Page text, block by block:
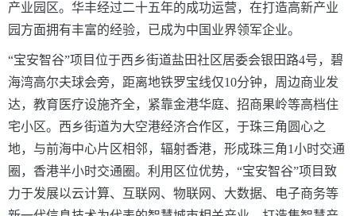
产业园区。华丰经过二十五年的成功运营，在打造高新产业
园方面拥有丰富的经验，已成为中国业界领军企业。
“宝安智谷”项目位于西乡街道盐田社区居委会银田路4号，碧
海湾高尔夫球会旁，距离地铁罗宝线仅10分钟，周边商业发
达，教育医疗设施齐全，紧靠金港华庭、招商果岭等高档住
宅小区。西乡街道为大空港经济合作区，于珠三角圆心之
地，与前海中心片区相邻，辐射香港，形成珠三角1小时交通
圈，香港半小时交通圈。利用区位优势，“宝安智谷”项目致
力于发展以云计算、互联网、物联网、大数据、电子商务等